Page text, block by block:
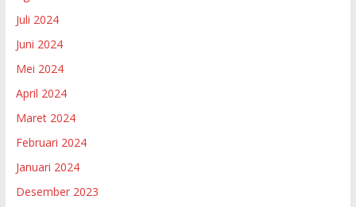
Juli 2024
Juni 2024
Mei 2024
April 2024
Maret 2024
Februari 2024
Januari 2024
Desember 2023